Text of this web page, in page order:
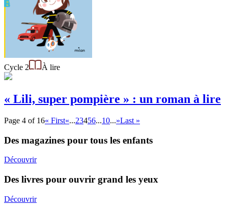
Cycle 2 À lire
« Lili, super pompière » : un roman à lire
Page 4 of 16« First«...23456...10...»Last »
Des magazines pour tous les enfants
Découvrir
Des livres pour ouvrir grand les yeux
Découvrir